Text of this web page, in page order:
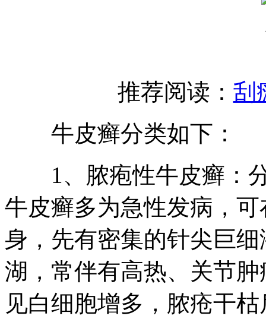
推荐阅读： 刮
牛皮癣分类如下：
1、脓疱性牛皮癣：分
牛皮癣多为急性发病，
身，先有密集的针尖巨
湖，常伴有高热、关节
见白细胞增多，脓疮干